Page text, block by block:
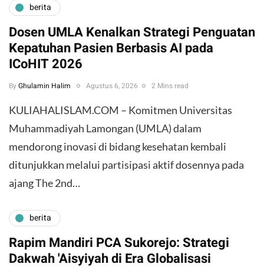
berita
Dosen UMLA Kenalkan Strategi Penguatan
Kepatuhan Pasien Berbasis AI pada
ICoHIT 2026
By Ghulamin Halim Agustus 6, 2026 2 Mins read
KULIAHALISLAM.COM – Komitmen Universitas
Muhammadiyah Lamongan (UMLA) dalam
mendorong inovasi di bidang kesehatan kembali
ditunjukkan melalui partisipasi aktif dosennya pada
ajang The 2nd…
berita
Rapim Mandiri PCA Sukorejo: Strategi
Dakwah 'Aisyiyah di Era Globalisasi